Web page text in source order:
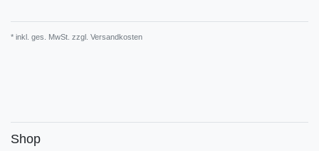
* inkl. ges. MwSt. zzgl. Versandkosten
Shop